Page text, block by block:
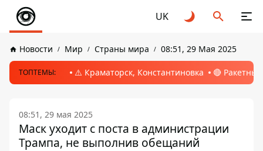
UK
Новости Мир Страны мира 08:51, 29 Мая 2025
ТОПТЕМЫ: ⚠️ Краматорск, Константиновка 🔴
08:51, 29 мая 2025
Маск уходит с поста в администрации
Трампа, не выполнив обещаний